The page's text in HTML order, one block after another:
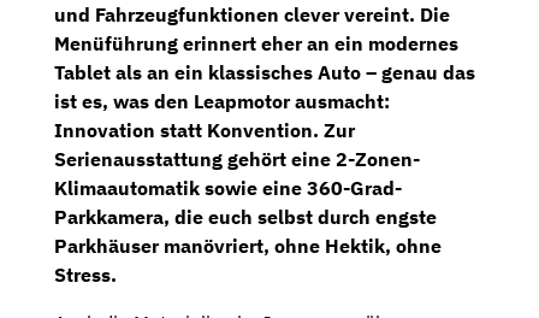
und Fahrzeugfunktionen clever vereint. Die
Menüführung erinnert eher an ein modernes
Tablet als an ein klassisches Auto – genau das
ist es, was den Leapmotor ausmacht:
Innovation statt Konvention. Zur
Serienausstattung gehört eine 2-Zonen-
Klimaautomatik sowie eine 360-Grad-
Parkkamera, die euch selbst durch engste
Parkhäuser manövriert, ohne Hektik, ohne
Stress.